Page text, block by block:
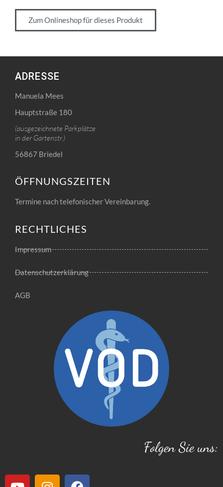
Zum Onlineshop für dieses Produkt
ADRESSE
Manuela Mees
Hauptstraße 180
(ausgezeichnete Parkplätze
in der Gartenstr.)
56867 Briedel
ÖFFNUNGSZEITEN
Termine nach telefonischer Vereinbarung.
RECHTLICHES
Impressum
Datenschutzerklärung
AGB
Folgen Sie uns: